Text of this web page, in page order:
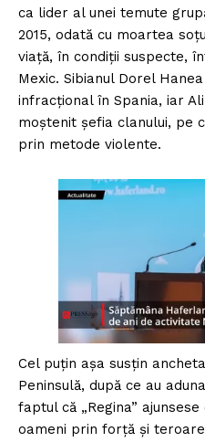
ca lider al unei temute
2015, odată cu moartea
viață, în condiții suspecte,
Mexic. Sibianul Dorel
infracțional în Spania, iar
moștenit șefia clanului, pe
prin metode violente.
Cel puțin așa susțin
Peninsulă, după ce au
faptul că „Regina”
oameni prin forță și